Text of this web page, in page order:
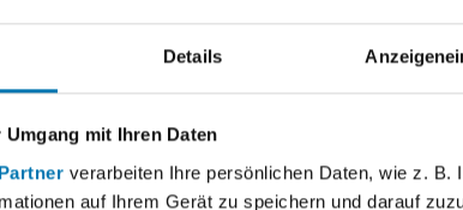
Details
mit Ihren Daten
verarbeiten Ihre persönlichen Daten, wie z. B.
auf Ihrem Gerät zu speichern und darauf
Energielieferpreis inkl. CO2-Kosten
Energiegrundpreis